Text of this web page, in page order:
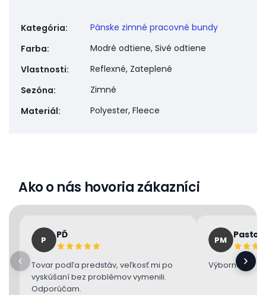
Kategória:
Pánske zimné pracovné bundy
Farba:
Modré odtiene, Sivé odtiene
Vlastnosti:
Reflexné, Zateplené
Sezóna:
Zimné
Materiál: Polyester, Fleece
Ako o nás hovoria zákazníci
P PĎ
Tovar podľa predstáv, veľkosť mi po
vyskúšaní bez problémov vymenili.
Odporúčam.
PM
Výborne 👌